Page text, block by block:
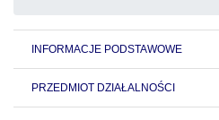
INFORMACJE PODSTAWOWE
PRZEDMIOT DZIAŁALNOŚCI